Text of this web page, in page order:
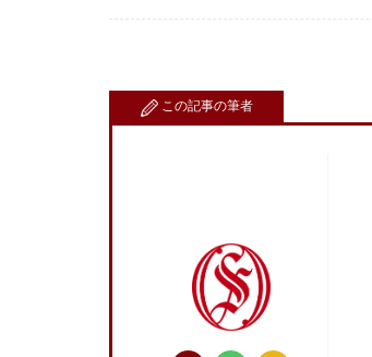
この記事の筆者